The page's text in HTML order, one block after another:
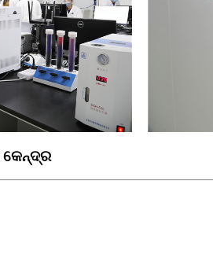
କେନ୍ଦ୍ର